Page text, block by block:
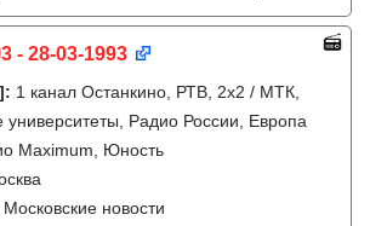
- 28-03-1993
: 1 канал Останкино, РТВ, 2х2 / МТК,
университеты, Радио России, Европа
Maximum, Юность
Московские новости